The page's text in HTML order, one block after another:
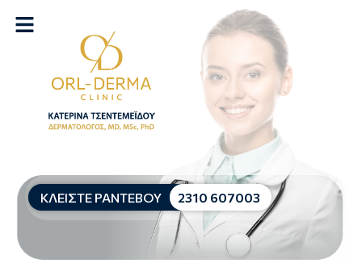
ΚΛΕΙΣΤΕ ΡΑΝΤΕΒΟΥ 2310 607003